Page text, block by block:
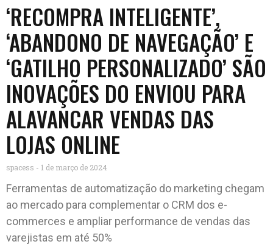
‘RECOMPRA INTELIGENTE’,
‘ABANDONO DE NAVEGAÇÃO’ E
‘GATILHO PERSONALIZADO’ SÃO
INOVAÇÕES DO ENVIOU PARA
ALAVANCAR VENDAS DAS
LOJAS ONLINE
spacess 1 de março de 2024
Ferramentas de automatização do marketing chegam
ao mercado para complementar o CRM dos e-
commerces e ampliar performance de vendas das
varejistas em até 50%